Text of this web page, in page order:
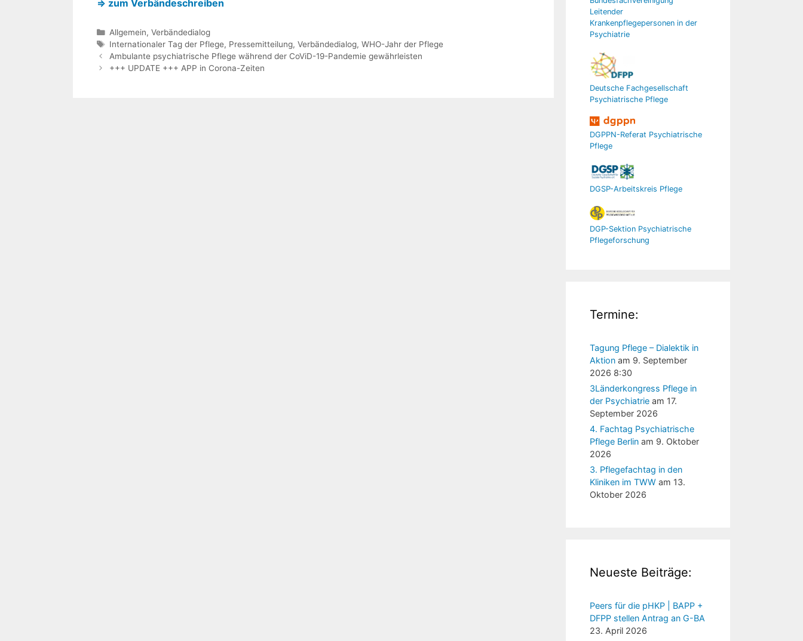
⇒ zum Verbändeschreiben
Kategorien
Allgemein,Verbändedialog
Schlagwörter
Internationaler Tag der Pflege, Pressemitteilung,Verbändedialog,WHO-Jahr der Pflege
Ambulante psychiatrische Pflege während der CoViD-19-Pandemie gewährleisten
+++ UPDATE +++ APP in Corona-Zeiten
Leitender
Krankenpflegepersonen in der
Psychiatrie
Deutsche Fachgesellschaft
Psychiatrische Pflege
DGPPN-Referat Psychiatrische
Pflege
DGSP-Arbeitskreis Pflege
DGP-Sektion Psychiatrische
Pflegeforschung
Termine:
Tagung Pflege – Dialektik in
Aktion am 9. September
2026 8:30
3Länderkongress Pflege in
der Psychiatrie am 17.
September 2026
4. Fachtag Psychiatrische
Pflege Berlin am 9. Oktober
2026
3. Pflegefachtag in den
Kliniken im TWW am 13.
Oktober 2026
Neueste Beiträge:
Peers für die pHKP | BAPP +
DFPP stellen Antrag an G-BA
23. April 2026